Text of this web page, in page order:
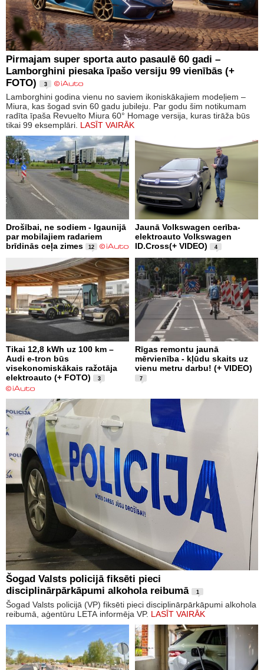
Pirmajam super sporta auto pasaulē 60 gadi –
Lamborghini piesaka īpašo versiju 99 vienībās (+
FOTO)
3
Lamborghini godina vienu no saviem ikoniskākajiem modeļiem –
Miura, kas šogad svin 60 gadu jubileju. Par godu šim notikumam
radīta īpaša Revuelto Miura 60° Homage versija, kuras tirāža būs
tikai 99 eksemplāri. LASĪT VAIRĀK
Drošībai, ne sodiem - Igaunijā
par mobilajiem radariem
brīdinās ceļa zimes
12
Jaunā Volkswagen cerība-
elektroauto Volkswagen
ID.Cross(+ VIDEO)
4
Tikai 12,8 kWh uz 100 km –
Audi e-tron būs
visekonomiskākais ražotāja
elektroauto (+ FOTO)
3
Rīgas remontu jaunā
mērvienība - kļūdu skaits uz
vienu metru darbu! (+ VIDEO)
7
Šogad Valsts policijā fiksēti pieci
disciplinārpārkāpumi alkohola reibumā
1
Šogad Valsts policijā (VP) fiksēti pieci disciplinārpārkāpumi alkohola
reibumā, aģentūru LETA informēja VP. LASĪT VAIRĀK